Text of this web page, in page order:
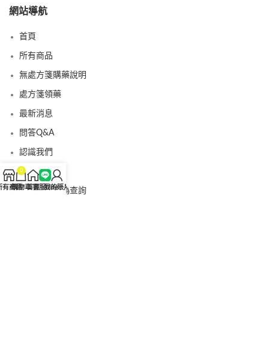
網站導航
首頁
所有商品
無處方箋購藥說明
處方箋領藥
最新消息
問答Q&A
認識我們
聯絡我們
美國黑金真偽查詢
有商品
0
購物車首頁客服Line我的賬戶